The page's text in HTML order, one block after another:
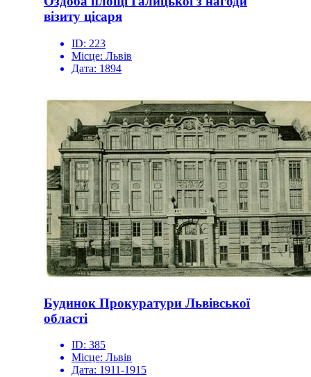
візиту цісаря
ID: 223
Місце: Львів
Дата: 1894
Будинок Прокуратури Львівської
області
ID: 385
Місце: Львів
Дата: 1911-1915